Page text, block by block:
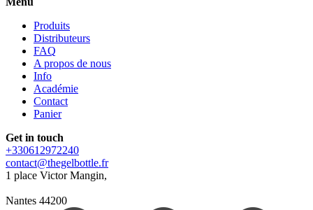
Produits
Distributeurs
FAQ
A propos de nous
Info
Académie
Contact
Panier
Get in touch
+330612972240
contact@thegelbottle.fr
1 place Victor Mangin,
Nantes 44200